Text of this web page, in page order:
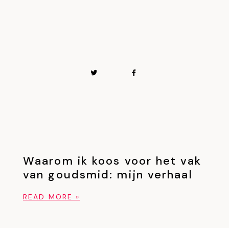
Waarom ik koos voor het vak
van goudsmid: mijn verhaal
READ MORE »